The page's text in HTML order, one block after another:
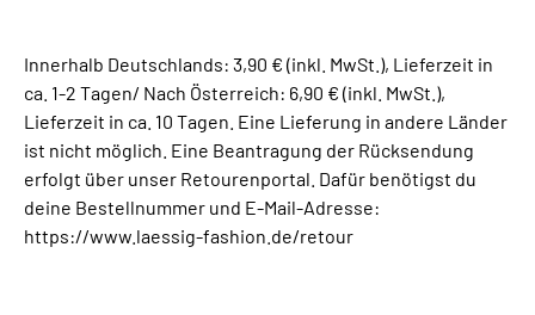
Innerhalb Deutschlands: 3,90 € (inkl. MwSt.), Lieferzeit in
ca. 1-2 Tagen/ Nach Österreich: 6,90 € (inkl. MwSt.),
Lieferzeit in ca. 10 Tagen. Eine Lieferung in andere Länder
ist nicht möglich. Eine Beantragung der Rücksendung
erfolgt über unser Retourenportal. Dafür benötigst du
deine Bestellnummer und E-Mail-Adresse:
https://www.laessig-fashion.de/retour